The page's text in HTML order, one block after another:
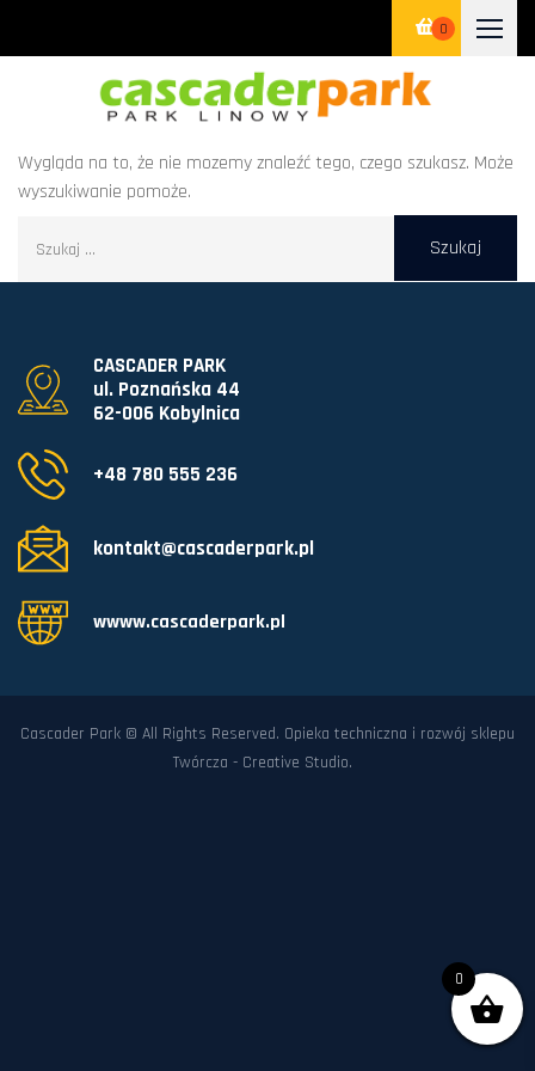
0
Wygląda na to, że nie mozemy znaleźć tego, czego szukasz. Może
wyszukiwanie pomoże.
CASCADER PARK
ul. Poznańska 44
62-006 Kobylnica
+48 780 555 236
kontakt@cascaderpark.pl
wwww.cascaderpark.pl
Cascader Park © All Rights Reserved. Opieka techniczna i rozwój sklepu
Twórcza - Creative Studio.
0